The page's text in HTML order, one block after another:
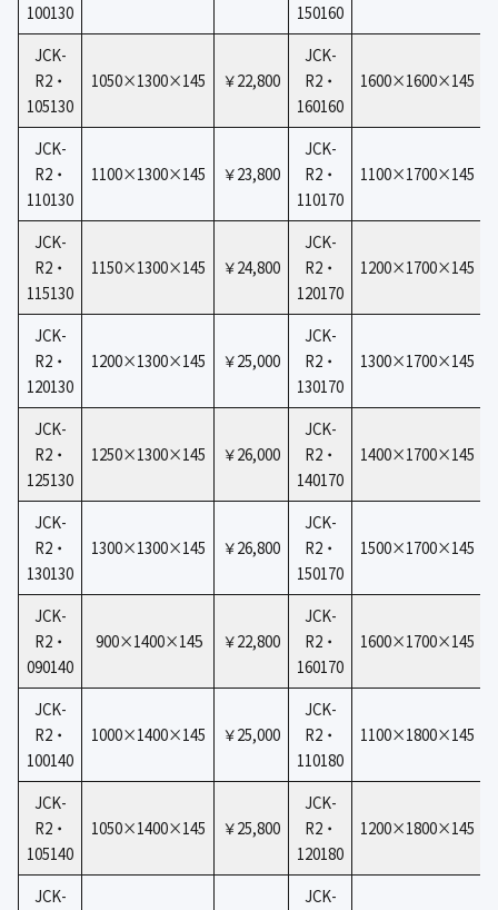
100130
150160
JCK-
R2・
105130
1050×1300×145 ￥22,800
JCK-
R2・
160160
1600×1600×145
JCK-
R2・
110130
1100×1300×145 ￥23,800
JCK-
R2・
110170
1100×1700×145
JCK-
R2・
115130
1150×1300×145 ￥24,800
JCK-
R2・
120170
1200×1700×145
JCK-
R2・
120130
1200×1300×145 ￥25,000
JCK-
R2・
130170
1300×1700×145
JCK-
R2・
125130
1250×1300×145 ￥26,000
JCK-
R2・
140170
1400×1700×145
JCK-
R2・
130130
1300×1300×145 ￥26,800
JCK-
R2・
150170
1500×1700×145
JCK-
R2・
090140
900×1400×145 ￥22,800
JCK-
R2・
160170
1600×1700×145
JCK-
R2・
100140
1000×1400×145 ￥25,000
JCK-
R2・
110180
1100×1800×145
JCK-
R2・
105140
1050×1400×145 ￥25,800
JCK-
R2・
120180
1200×1800×145
JCK-
JCK-